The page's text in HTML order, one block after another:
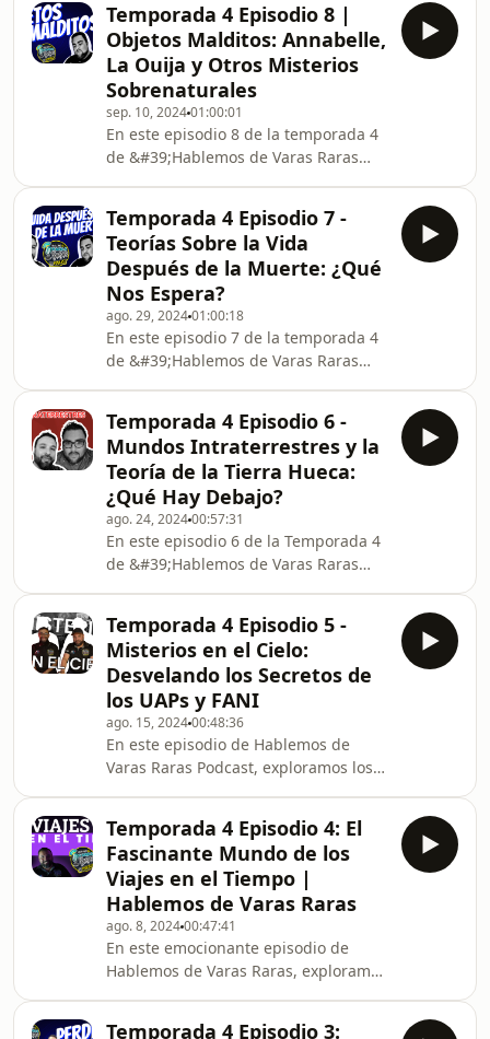
Desde sectas hasta misteriosas
tragedias, analizamos los eventos
detrás de estas sombrías historias.
¿Qué motiva a un grupo de personas
a tomar esta decisión extrema?
Acompáñanos en un viaje oscuro y
lleno de preguntas sin respuestas.
Temporada 4 Episodio 8 |
Objetos Malditos: Annabelle,
La Ouija y Otros Misterios
Sobrenaturales
sep. 10, 202401:00:01
En este episodio 8 de la temporada 4
de &#39;Hablemos de Varas Raras
como la muñeca Annabelle, la ouija, y
otras historias llenas de misterio.
¿Realmente pueden causar tragedias?
Descúbrelo en este escalofriante
capítulo.
Temporada 4 Episodio 7 -
Teorías Sobre la Vida
Después de la Muerte: ¿Qué
Nos Espera?
ago. 29, 202401:00:18
En este episodio 7 de la temporada 4
de &#39;Hablemos de Varas Raras
después de la muerte. Desde
experiencias cercanas a la muerte
hasta creencias espirituales,
exploramos lo que podría esperar al
final del camino. Acompáñanos en
este fascinante viaje a lo desconocido.
Temporada 4 Episodio 6 -
Mundos Intraterrestres y la
Teoría de la Tierra Hueca:
¿Qué Hay Debajo?
ago. 24, 202400:57:31
En este episodio 6 de la Temporada 4
de &#39;Hablemos de Varas Raras
intraterrestres y la Tierra Hueca. ¿Es
posible que haya civilizaciones
escondidas bajo la superficie?
Descubre los misterios que rodean
estas ideas y cómo han capturado la
imaginación de muchos a lo largo de
los años.
Temporada 4 Episodio 5 -
Misterios en el Cielo:
Desvelando los Secretos de
los UAPs y FANI
ago. 15, 202400:48:36
En este episodio de Hablemos de
Varas Raras Podcast, exploramos los
impactantes y lo que la ciencia dice
sobre estos enigmáticos
avistamientos.
Temporada 4 Episodio 4: El
Fascinante Mundo de los
Viajes en el Tiempo |
Hablemos de Varas Raras
ago. 8, 202400:47:41
En este emocionante episodio de
Hablemos de Varas Raras, exploramos
Temporada 4 Episodio 3: